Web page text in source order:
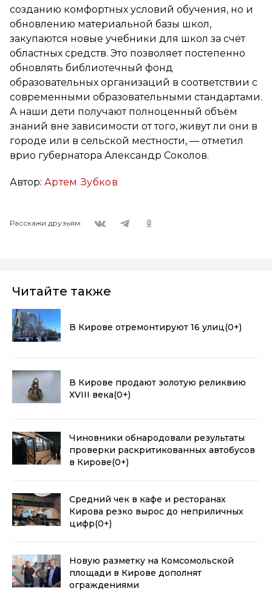
созданию комфортных условий обучения, но и
обновлению материальной базы школ,
закупаются новые учебники для школ за счёт
областных средств. Это позволяет постепенно
обновлять библиотечный фонд
образовательных организаций в соответствии с
современными образовательными стандартами.
А наши дети получают полноценный объём
знаний вне зависимости от того, живут ли они в
городе или в сельской местности, — отметил
врио губернатора Александр Соколов.
Автор: Артем Зубков
Расскажи друзьям:
Читайте также
В Кирове отремонтируют 16 улиц(0+)
В Кирове продают золотую реликвию
XVIII века(0+)
Чиновники обнародовали результаты
проверки раскритикованных автобусов
в Кирове(0+)
Средний чек в кафе и ресторанах
Кирова резко вырос до неприличных
цифр(0+)
Новую разметку на Комсомольской
площади в Кирове дополнят
ограждениями